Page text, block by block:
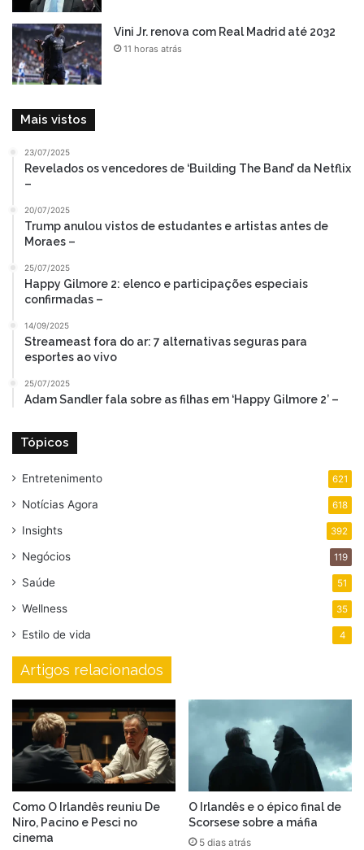
Vini Jr. renova com Real Madrid até 2032
11 horas atrás
Mais vistos
23/07/2025
Revelados os vencedores de ‘Building The Band’ da Netflix
–
20/07/2025
Trump anulou vistos de estudantes e artistas antes de
Moraes –
25/07/2025
Happy Gilmore 2: elenco e participações especiais
confirmadas –
14/09/2025
Streameast fora do ar: 7 alternativas seguras para
esportes ao vivo
25/07/2025
Adam Sandler fala sobre as filhas em ‘Happy Gilmore 2’ –
Tópicos
Entretenimento 621
Notícias Agora 618
Insights 392
Negócios 119
Saúde 51
Wellness 35
Estilo de vida 4
Artigos relacionados
Como O Irlandês reuniu De
Niro, Pacino e Pesci no
cinema
O Irlandês e o épico final de
Scorsese sobre a máfia
5 dias atrás